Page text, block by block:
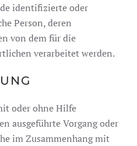
identifizierte oder
Person, deren
von dem für die
verarbeitet werden.
oder ohne Hilfe
ausgeführte Vorgang oder
im Zusammenhang mit